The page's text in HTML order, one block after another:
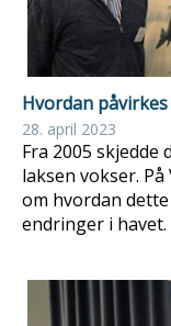
Hvordan
28. april 2023
Fra 2005
laksen vokser.
om hvordan
endringer i havet.